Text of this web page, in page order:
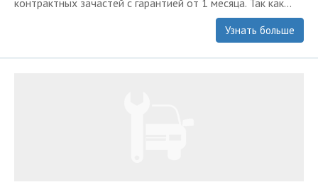
контрактных зачастей с гарантией от 1 месяца. Так как...
Узнать больше